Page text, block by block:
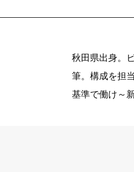
秋田県出身。
筆。構成を担
基準で働け～